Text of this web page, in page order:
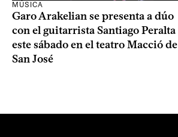
MÚSICA
Garo Arakelian se presenta a dúo
con el guitarrista Santiago Peralta
este sábado en el teatro Macció de
San José